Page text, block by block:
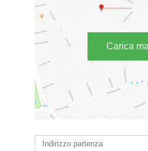
Carica